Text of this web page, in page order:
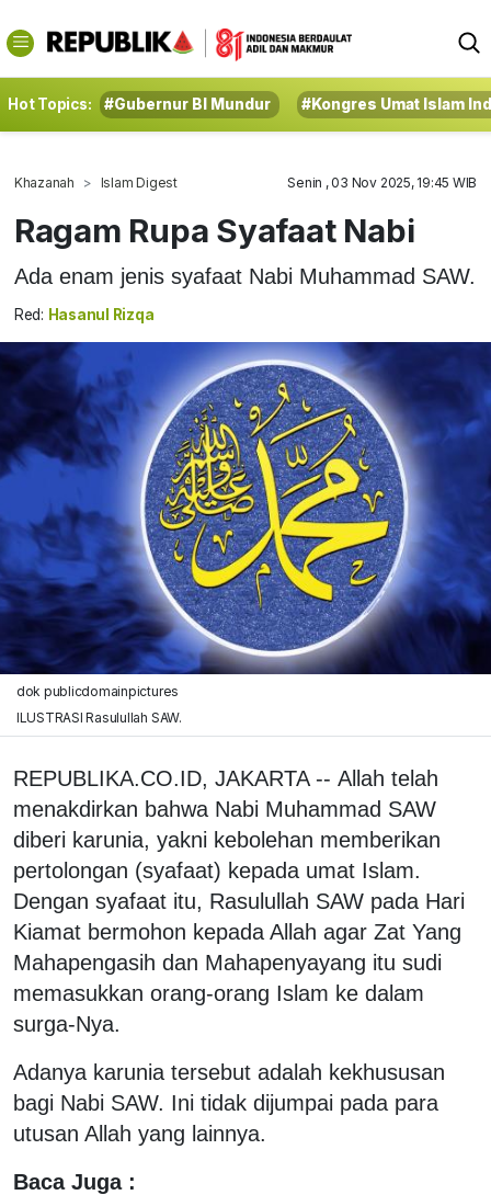
Hot Topics: #Gubernur BI Mundur #Kongres Umat Islam
Khazanah Islam Digest Senin , 03 Nov 2025, 19:45 WIB
Ragam Rupa Syafaat Nabi
Ada enam jenis syafaat Nabi Muhammad SAW.
Red: Hasanul Rizqa
dok publicdomainpictures
ILUSTRASI Rasulullah SAW.
REPUBLIKA.CO.ID, JAKARTA -- Allah telah
menakdirkan bahwa Nabi Muhammad SAW
diberi karunia, yakni kebolehan memberikan
pertolongan (syafaat) kepada umat Islam.
Dengan syafaat itu, Rasulullah SAW pada Hari
Kiamat bermohon kepada Allah agar Zat Yang
Mahapengasih dan Mahapenyayang itu sudi
memasukkan orang-orang Islam ke dalam
surga-Nya.
Adanya karunia tersebut adalah kekhususan
bagi Nabi SAW. Ini tidak dijumpai pada para
utusan Allah yang lainnya.
Baca Juga :